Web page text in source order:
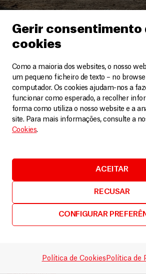
Gerir consentimento
cookies
Como a maioria dos websites, o nosso
um pequeno ficheiro de texto – no
computador. Os cookies ajudam-nos a
funcionar como esperado, a recolher
forma como utiliza o nosso website e a
site. Para mais informações, consulte a
Cookies.
ACEITAR
RECUSAR
CONFIGURAR
Política de Cookies Política de
Cisjordânia
Deslocações em larga escala no
palestinianos
Artigos 25 Março, 2025
LEIA MAIS